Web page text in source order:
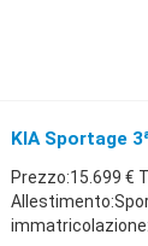
KIA Sportage
Prezzo:15.699 €